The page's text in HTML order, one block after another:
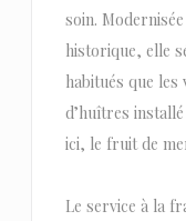
soin.
historique, elle
habitués que les
d’huîtres
ici, le fruit de
Le service à la